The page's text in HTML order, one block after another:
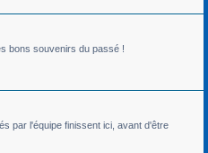
bons souvenirs du passé !
par l'équipe finissent ici, avant d'être